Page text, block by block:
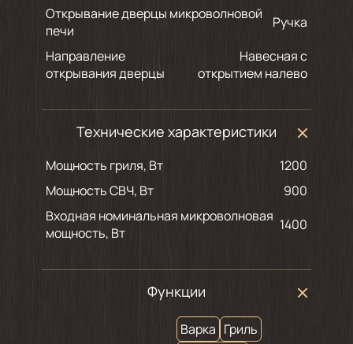
Открывание дверцы микроволновой
печи
Ручка
Направление
открывания дверцы
Навесная с
открытием налево
Технические характеристики
Мощность гриля, Вт
1200
Мощность СВЧ, Вт
900
Входная номинальная микроволновая
мощность, Вт
1400
Функции
Варка Гриль